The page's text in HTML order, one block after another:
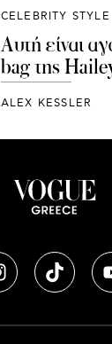
CELEBRITY STYLE
Αυτή είναι
bag της
ALEX KESSLER